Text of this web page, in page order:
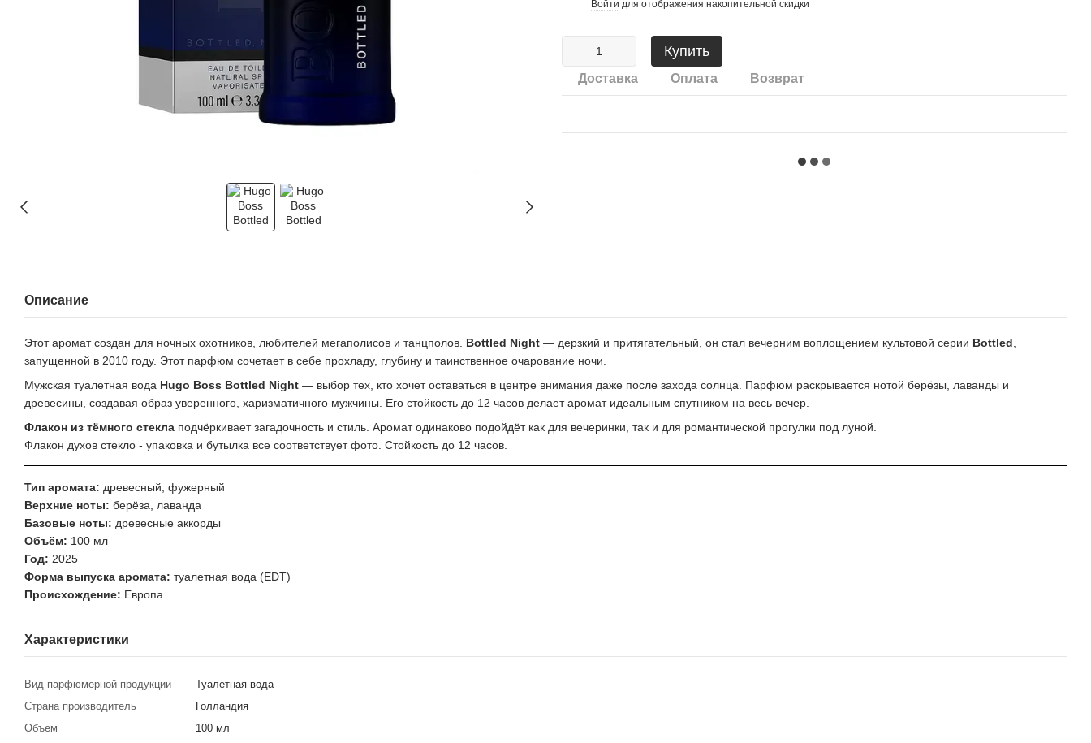
Войти для отображения накопительной скидки
Купить
Доставка Оплата Возврат
Описание
Этот аромат создан для ночных охотников, любителей мегаполисов и танцполов. Bottled Night — дерзкий и притягательный, он стал вечерним воплощением культовой серии Bottled
запущенной в 2010 году. Этот парфюм сочетает в себе прохладу, глубину и таинственное очарование ночи.
Мужская туалетная вода Нugо Bоѕѕ Bottled Night — выбор тех, кто хочет оставаться в центре внимания даже после захода солнца. Парфюм раскрывается нотой берёзы, лаванды и
древесины, создавая образ уверенного, харизматичного мужчины. Его стойкость до 12 часов делает аромат идеальным спутником на весь вечер.
Флакон из тёмного стекла подчёркивает загадочность и стиль. Аромат одинаково подойдёт как для вечеринки, так и для романтической прогулки под луной.
Флакон духов стекло - упаковка и бутылка все соответствует фото. Стойкость до 12 часов.
Тип аромата: древесный, фужерный
Верхние ноты: берёза, лаванда
Базовые ноты: древесные аккорды
Объём: 100 мл
Год: 2025
Форма выпуска аромата: туалетная вода (EDT)
Происхождение: Европа
Характеристики
Вид парфюмерной продукции
Туалетная вода
Страна производитель
Голландия
Объем
100 мл